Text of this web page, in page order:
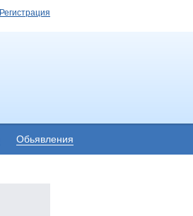
Регистрация
Обьявления